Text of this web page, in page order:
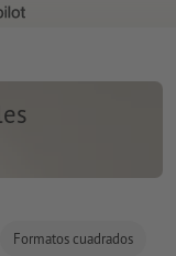
Formatos cuadrados